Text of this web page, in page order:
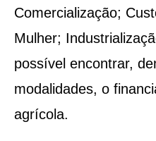
Comercialização;
Mulher;
possível encontrar,
modalidades, o
agrícola.